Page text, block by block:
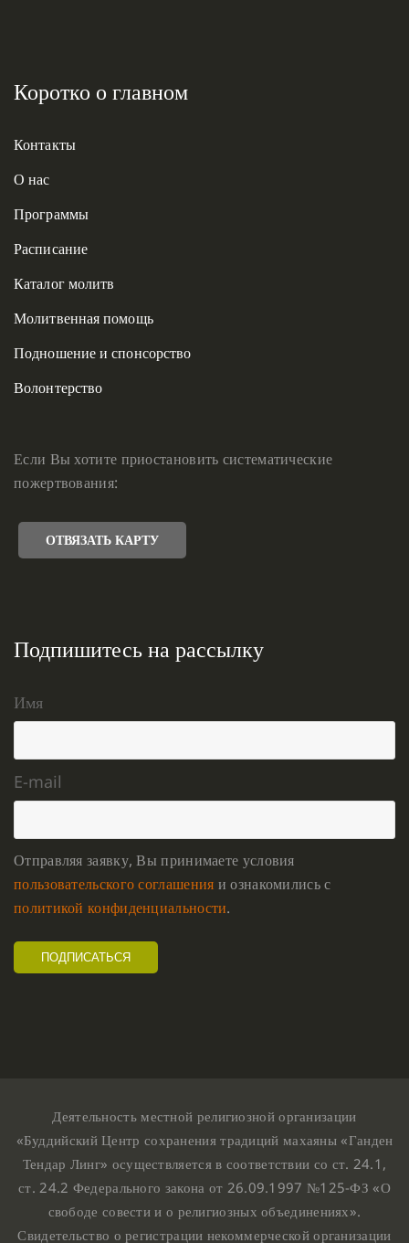
Коротко о главном
Контакты
О нас
Программы
Расписание
Каталог молитв
Молитвенная помощь
Подношение и спонсорство
Волонтерство
Если Вы хотите приостановить систематические
пожертвования:
ОТВЯЗАТЬ КАРТУ
Подпишитесь на рассылку
Имя
E-mail
Отправляя заявку, Вы принимаете условия
пользовательского соглашения и ознакомились с
политикой конфиденциальности.
Деятельность местной религиозной организации
«Буддийский Центр сохранения традиций махаяны «Ганден
Тендар Линг» осуществляется в соответствии со ст. 24.1,
ст. 24.2 Федерального закона от 26.09.1997 №125-ФЗ «О
свободе совести и о религиозных объединениях».
Свидетельство о регистрации некоммерческой организации